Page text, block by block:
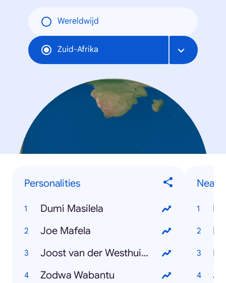
Wereldwijd
Zuid-Afrika
Personalities
Dumi Masilela
Joe Mafela
Joost van der Westhuizen
Zodwa Wabantu
Near